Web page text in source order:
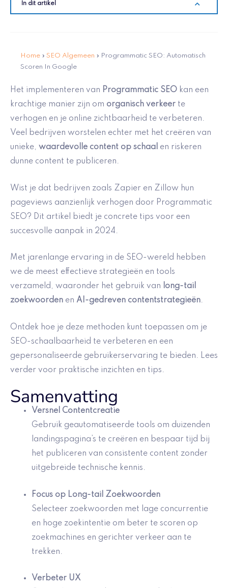
In dit artikel
Home » SEO Algemeen » Programmatic SEO: Automatisch
Scoren In Google
Het implementeren van Programmatic SEO kan een
krachtige manier zijn om organisch verkeer te
verhogen en je online zichtbaarheid te verbeteren.
Veel bedrijven worstelen echter met het creëren van
unieke, waardevolle content op schaal en riskeren
dunne content te publiceren.
Wist je dat bedrijven zoals Zapier en Zillow hun
pageviews aanzienlijk verhogen door Programmatic
SEO? Dit artikel biedt je concrete tips voor een
succesvolle aanpak in 2024.
Met jarenlange ervaring in de SEO-wereld hebben
we de meest effectieve strategieën en tools
verzameld, waaronder het gebruik van
long-tail
zoekwoorden en AI-gedreven contentstrategieën.
Ontdek hoe je deze methoden kunt toepassen om je
SEO-schaalbaarheid te verbeteren en een
gepersonaliseerde gebruikerservaring te bieden. Lees
verder voor praktische inzichten en tips.
Samenvatting
Versnel Contentcreatie
Gebruik geautomatiseerde tools om duizenden
landingspagina’s te creëren en bespaar tijd bij
het publiceren van consistente content zonder
uitgebreide technische kennis.
Focus op Long-tail Zoekwoorden
Selecteer zoekwoorden met lage concurrentie
en hoge zoekintentie om beter te scoren op
zoekmachines en gerichter verkeer aan te
trekken.
Verbeter UX